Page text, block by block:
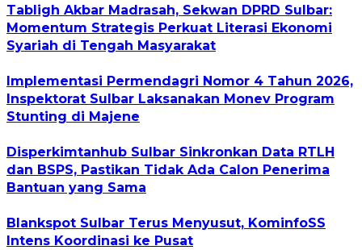
Tabligh Akbar Madrasah, Sekwan DPRD Sulbar:
Momentum Strategis Perkuat Literasi Ekonomi
Syariah di Tengah Masyarakat
Implementasi Permendagri Nomor 4 Tahun 2026,
Inspektorat Sulbar Laksanakan Monev Program
Stunting di Majene
Disperkimtanhub Sulbar Sinkronkan Data RTLH
dan BSPS, Pastikan Tidak Ada Calon Penerima
Bantuan yang Sama
Blankspot Sulbar Terus Menyusut, KominfoSS
Intens Koordinasi ke Pusat